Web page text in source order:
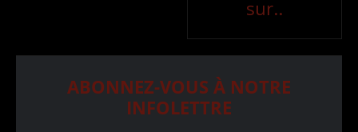
sur..
ABONNEZ-VOUS À NOTRE
INFOLETTRE